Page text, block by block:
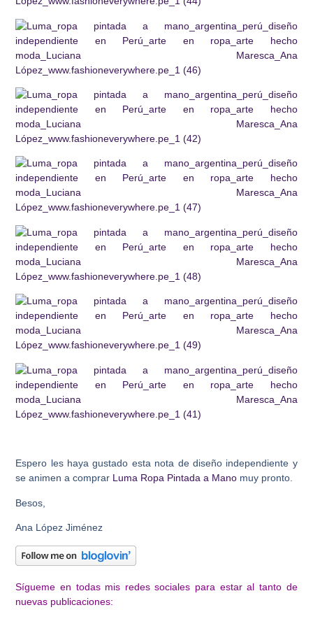
Espero les haya gustado esta nota de diseño independiente y
se animen a comprar Luma Ropa Pintada a Mano muy pronto.
Besos,
Ana López Jiménez
Sígueme en todas mis redes sociales para estar al tanto de
nuevas publicaciones: